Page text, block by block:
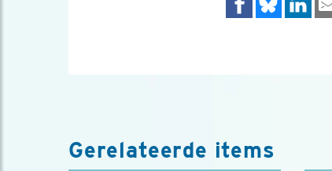
Gerelateerde items